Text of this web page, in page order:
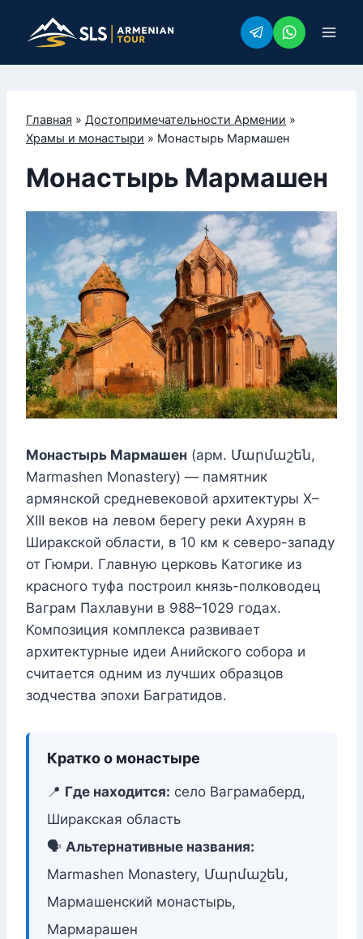
Главная » Достопримечательности Армении »
Храмы и монастыри » Монастырь Мармашен
Монастырь Мармашен
Монастырь Мармашен (арм. Մարմաշեն,
Marmashen Monastery) — памятник
армянской средневековой архитектуры X–
XIII веков на левом берегу реки Ахурян в
Ширакской области, в 10 км к северо-западу
от Гюмри. Главную церковь Катогике из
красного туфа построил князь-полководец
Ваграм Пахлавуни в 988–1029 годах.
Композиция комплекса развивает
архитектурные идеи Анийского собора и
считается одним из лучших образцов
зодчества эпохи Багратидов.
Кратко о монастыре
📍 Где находится: село Ваграмаберд,
Ширакская область
🗣️ Альтернативные названия:
Marmashen Monastery, Մարմաշեն,
Мармашенский монастырь,
Мармарашен